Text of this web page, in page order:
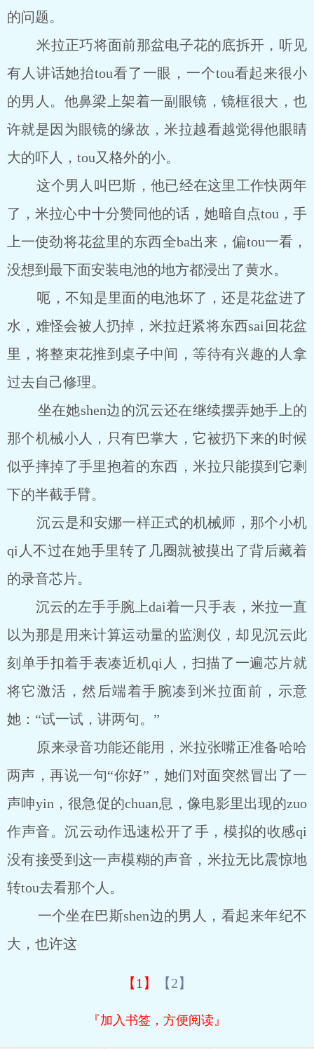
的问题。
米拉正巧将面前那盆电子花的底拆开，听见
有人讲话她抬tou看了一眼，一个tou看起来很小
的男人。他鼻梁上架着一副眼镜，镜框很大，也
许就是因为眼镜的缘故，米拉越看越觉得他眼睛
大的吓人，tou又格外的小。
这个男人叫巴斯，他已经在这里工作快两年
了，米拉心中十分赞同他的话，她暗自点tou，手
上一使劲将花盆里的东西全ba出来，偏tou一看，
没想到最下面安装电池的地方都浸出了黄水。
呃，不知是里面的电池坏了，还是花盆进了
水，难怪会被人扔掉，米拉赶紧将东西sai回花盆
里，将整束花推到桌子中间，等待有兴趣的人拿
过去自己修理。
坐在她shen边的沉云还在继续摆弄她手上的
那个机械小人，只有巴掌大，它被扔下来的时候
似乎摔掉了手里抱着的东西，米拉只能摸到它剩
下的半截手臂。
沉云是和安娜一样正式的机械师，那个小机
qi人不过在她手里转了几圈就被摸出了背后藏着
的录音芯片。
沉云的左手手腕上dai着一只手表，米拉一直
以为那是用来计算运动量的监测仪，却见沉云此
刻单手扣着手表凑近机qi人，扫描了一遍芯片就
将它激活，然后端着手腕凑到米拉面前，示意
她：“试一试，讲两句。”
原来录音功能还能用，米拉张嘴正准备哈哈
两声，再说一句“你好”，她们对面突然冒出了一
声呻yin，很急促的chuan息，像电影里出现的zuo
作声音。沉云动作迅速松开了手，模拟的收感qi
没有接受到这一声模糊的声音，米拉无比震惊地
转tou去看那个人。
一个坐在巴斯shen边的男人，看起来年纪不
大，也许这
【1】 【2】
『加入书签，方便阅读』